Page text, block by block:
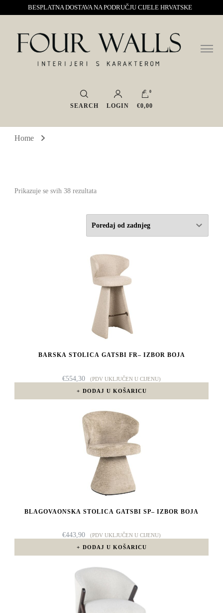
BESPLATNA DOSTAVA NA PODRUČJU CIJELE HRVATSKE
Four Walls
Sve za interijer po Vašoj mjeri. Salon namještaja, dekoracije i rasvjete.
Interijeri s karakterom
SEARCH LOGIN
0
€0,00
Home
Prikazuje se svih 38 rezultataPoredano
najnovijem
BARSKA STOLICA GATSBI FR– IZBOR BOJA
€554,30
(PDV UKLJUČEN U CIJENU)
DODAJ U KOŠARICU
BLAGOVAONSKA STOLICA GATSBI SP– IZBOR BOJA
€443,90
(PDV UKLJUČEN U CIJENU)
DODAJ U KOŠARICU